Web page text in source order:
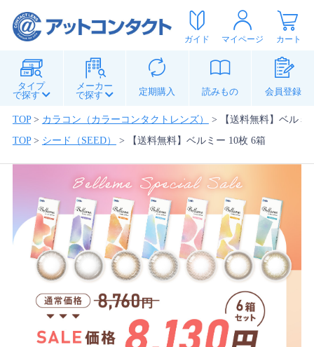
ガイド マイページ カート
タイプ
で探す
メーカー
で探す
定期購入 読みもの 会員登録
TOP> カラコン（カラーコンタクトレンズ） >
【送料無料】ベルミ
TOP> シード（SEED） > 【送料無料】ベルミー 10枚 6箱